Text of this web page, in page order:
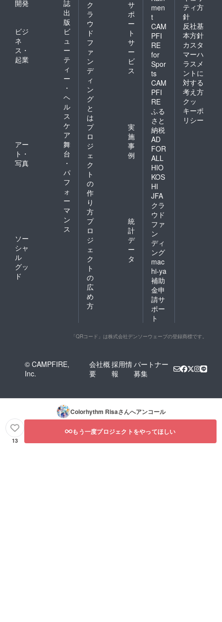
開発
誌
出
版
ビジ
ネ
ス・
起業
ビ
ュ
ー
テ
ィ
ー
・
ヘ
ル
ス
ケ
ア
アー
ト・
写真
舞
台
・
パ
フ
ォ
ー
マ
ン
ス
ソー
シャ
ル
グッ
ド
ク
ラ
ウ
ド
フ
ァ
ン
デ
ィ
ン
グ
と
は
サ
ポ
ー
ト
サ
ー
ビ
ス
プ
ロ
ジ
ェ
ク
ト
の
作
り
方
実
施
事
例
プ
ロ
ジ
ェ
ク
ト
の
広
め
方
統
計
デ
ー
タ
men
t
CAM
PFI
RE
for
Spor
ts
CAM
PFI
RE
ふる
さと
納税
AD
FOR
ALL
HIO
KOS
HI
JFA
クラ
ウド
ファ
ン
ディ
ング
mac
hi-ya
補助
金申
請サ
ポー
ト
ティ方
針
反社基
本方針
カスタ
マーハ
ラスメ
ントに
対する
考え方
クッ
キーポ
リシー
「QRコード」は株式会社デンソーウェーブの登録商標です。
© CAMPFIRE,
Inc.
会社概
要
採用情
報
パートナー
募集
Colorhythm Risaさんへアンコール
13
もう一度プロジェクトをやってほしい